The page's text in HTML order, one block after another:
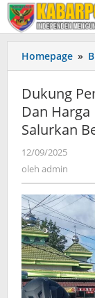
Lewati
ke
konten
Homepage »
Dukung
Dan Harga
Salurkan
12/09/2025
oleh admin